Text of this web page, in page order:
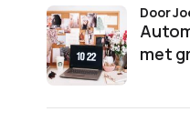
met
door